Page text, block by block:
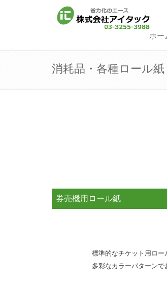
ホー
消耗品・各種ロール紙
券売機用ロール紙
標準的なチケット用ロー
多彩なカラーパターンで